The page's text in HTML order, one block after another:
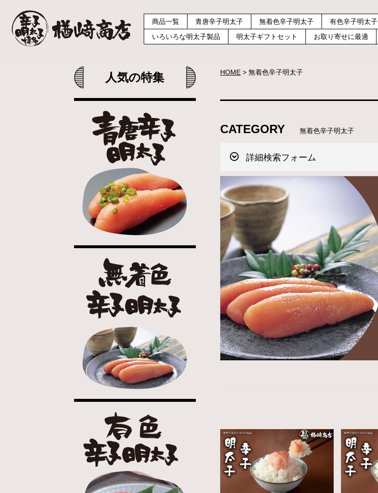
商品一覧 青唐辛子明太子 無着色辛子明太子 有色辛子明太子
いろいろな明太子製品
明太子ギフトセット お取り寄せに最適
HOME 無着色辛子明太子
CATEGORY 無着色辛子明太子
詳細検索フォーム
人気の特集